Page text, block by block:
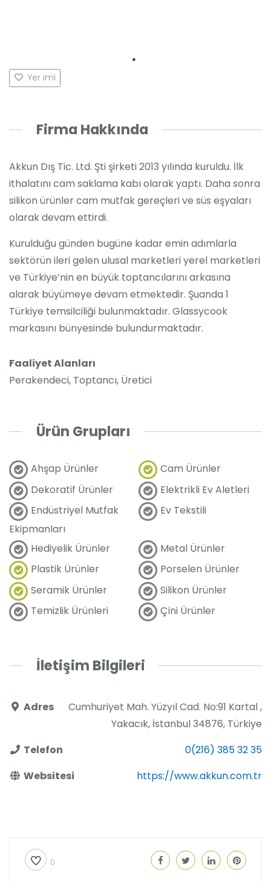
Yer imi
Firma Hakkında
Akkun Dış Tic. Ltd. Şti şirketi 2013 yılında kuruldu. İlk
ithalatını cam saklama kabı olarak yaptı. Daha sonra
silikon ürünler cam mutfak gereçleri ve süs eşyaları
olarak devam ettirdi.
Kurulduğu günden bugüne kadar emin adımlarla
sektörün ileri gelen ulusal marketleri yerel marketleri
ve Türkiye’nin en büyük toptancılarını arkasına
alarak büyümeye devam etmektedir. Şuanda 1
Türkiye temsilciliği bulunmaktadır. Glassycook
markasını bünyesinde bulundurmaktadır.
Faaliyet Alanları
Perakendeci, Toptancı, Üretici
Ürün Grupları
Ahşap Ürünler
Cam Ürünler
Dekoratif Ürünler
Elektrikli Ev Aletleri
Endüstriyel Mutfak
Ekipmanları
Ev Tekstili
Hediyelik Ürünler
Metal Ürünler
Plastik Ürünler
Porselen Ürünler
Seramik Ürünler
Silikon Ürünler
Temizlik Ürünleri
Çini Ürünler
İletişim Bilgileri
Adres
Cumhuriyet Mah. Yüzyıl Cad. No:91 Kartal ,
Yakacık, İstanbul 34876, Türkiye
Telefon
0(216) 385 32 35
Websitesi
https://www.akkun.com.tr
0